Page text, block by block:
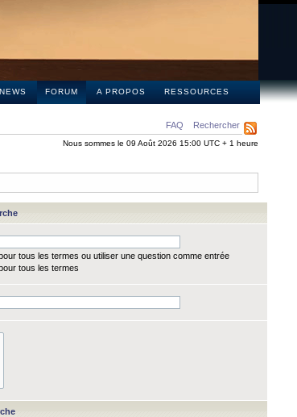
NEWS FORUM A PROPOS RESSOURCES
FAQ Rechercher
Nous sommes le 09 Août 2026 15:00 UTC + 1 heure
tous les termes ou utiliser une question comme entrée
tous les termes